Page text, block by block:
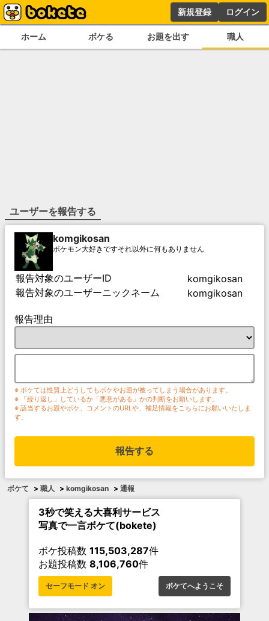
新規登録 ログイン
ホーム ボケる お題を出す 職人
ユーザーを報告する
komgikosan
ポケモン大好きですそれ以外に何もありません
報告対象のユーザーID
komgikosan
報告対象のユーザーニックネーム
komgikosan
報告理由
※ ボケては性質上どうしてもボケやお題が被ってしまう場合があります。
※ 「繰り返し」しているか「悪意がある」かの判断をお願いします。
※ 該当するお題やボケ、コメントのURLや、補足情報をこちらにお願いいたしま
す。
報告する
ボケて > 職人 > komgikosan > 通報
3秒で笑える大喜利サービス
写真で一言ボケて(bokete)
ボケ投稿数 115,503,287件
お題投稿数 8,106,760件
セーフモード オン ボケてへようこそ